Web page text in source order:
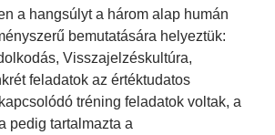
a hangsúlyt a három alap humán
bemutatására helyeztük:
Visszajelzéskultúra,
feladatok az értéktudatos
tréning feladatok voltak, a
pedig tartalmazta a